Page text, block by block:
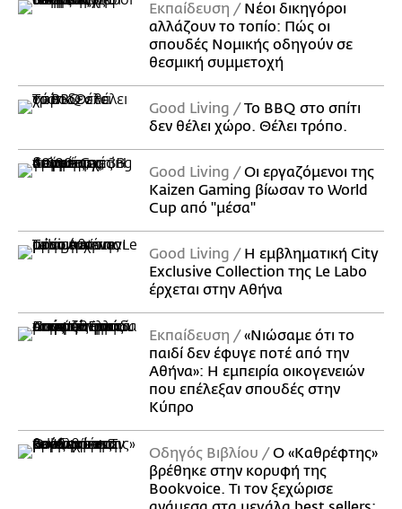
Εκπαίδευση
Νέοι δικηγόροι
αλλάζουν το τοπίο: Πώς οι
σπουδές Νομικής οδηγούν σε
θεσμική συμμετοχή
Good Living
Το BBQ στο σπίτι
δεν θέλει χώρο. Θέλει τρόπο.
Good Living
Οι εργαζόμενοι της
Kaizen Gaming βίωσαν το World
Cup από "μέσα"
Good Living
Η εμβληματική City
Exclusive Collection της Le Labo
έρχεται στην Αθήνα
Εκπαίδευση
«Νιώσαμε ότι το
παιδί δεν έφυγε ποτέ από την
Αθήνα»: Η εμπειρία οικογενειών
που επέλεξαν σπουδές στην
Κύπρο
Οδηγός Βιβλίου
Ο «Καθρέφτης»
βρέθηκε στην κορυφή της
Bookvoice. Τι τον ξεχώρισε